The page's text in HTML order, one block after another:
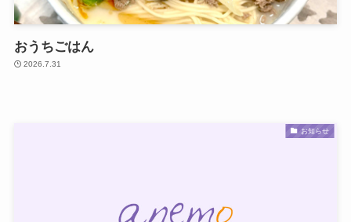
おうちごはん
2026.7.31
お知らせ